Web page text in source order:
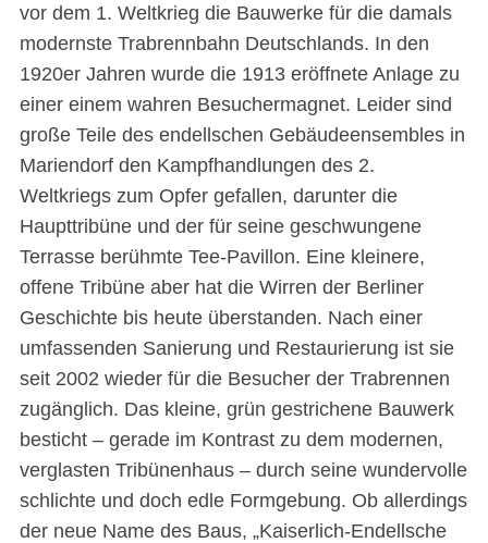
vor dem 1. Weltkrieg die Bauwerke für die damals
modernste Trabrennbahn Deutschlands. In den
1920er Jahren wurde die 1913 eröffnete Anlage zu
einer einem wahren Besuchermagnet. Leider sind
große Teile des endellschen Gebäudeensembles in
Mariendorf den Kampfhandlungen des 2.
Weltkriegs zum Opfer gefallen, darunter die
Haupttribüne und der für seine geschwungene
Terrasse berühmte Tee-Pavillon. Eine kleinere,
offene Tribüne aber hat die Wirren der Berliner
Geschichte bis heute überstanden. Nach einer
umfassenden Sanierung und Restaurierung ist sie
seit 2002 wieder für die Besucher der Trabrennen
zugänglich. Das kleine, grün gestrichene Bauwerk
besticht – gerade im Kontrast zu dem modernen,
verglasten Tribünenhaus – durch seine wundervolle
schlichte und doch edle Formgebung. Ob allerdings
der neue Name des Baus, „Kaiserlich-Endellsche